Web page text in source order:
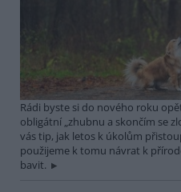
Rádi byste si do nového roku
obligátní „zhubnu a skončím se
vás tip, jak letos k úkolům
použijeme k tomu návrat k
bavit.